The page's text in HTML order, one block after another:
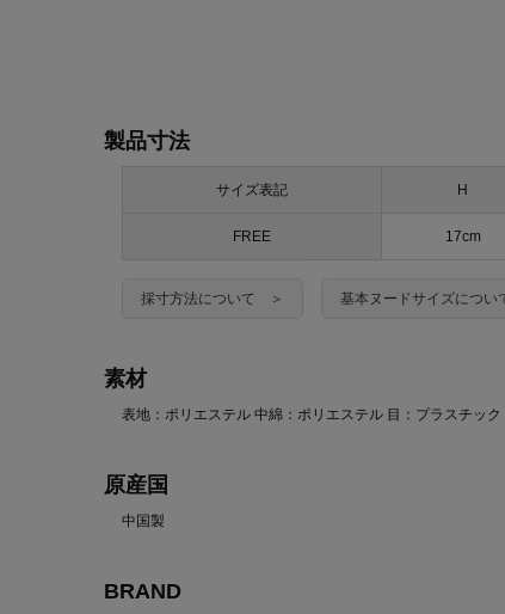
製品寸法
サイズ表記 H
FREE 17cm
採寸方法について ＞ 基本ヌードサイズにつ
素材
表地：ポリエステル 中綿：ポリエステル 目：プラスチック
原産国
中国製
BRAND